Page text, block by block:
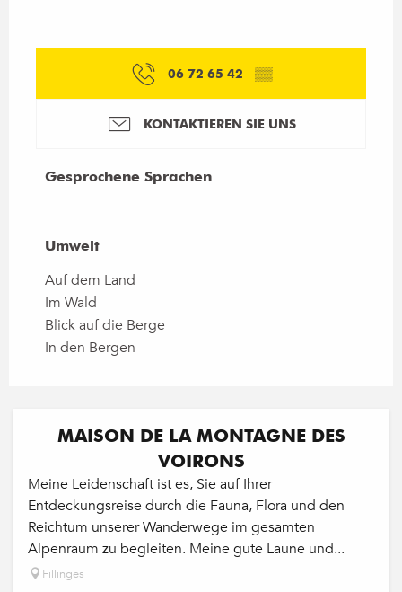
06 72 65 42 ▒▒
KONTAKTIEREN SIE UNS
Gesprochene Sprachen
Gesprochene Sprachen
Umwelt
Umwelt
Auf dem Land
Im Wald
Blick auf die Berge
In den Bergen
MAISON DE LA MONTAGNE DES
VOIRONS
Meine Leidenschaft ist es, Sie auf Ihrer
Entdeckungsreise durch die Fauna, Flora und den
Reichtum unserer Wanderwege im gesamten
Alpenraum zu begleiten. Meine gute Laune und...
Fillinges